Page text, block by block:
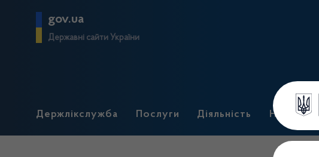
gov.ua
Державні сайти України
Держлікслужба Послуги Діяльність